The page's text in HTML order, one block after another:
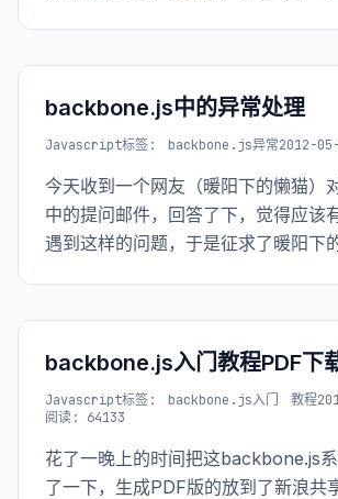
backbone.js中的异常处理
Javascript标签: backbone.js异常2012-
今天收到一个网友（暖阳下的懒猫）
中的提问邮件，回答了下，觉得应该
遇到这样的问题，于是征求了暖阳下
backbone.js入门教程PDF下
Javascript标签: backbone.js入门 教程
阅读: 64133
花了一晚上的时间把这backbone.js
了一下，生成PDF版的放到了新浪共